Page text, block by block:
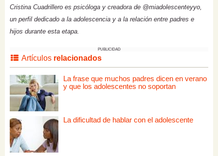
Cristina Cuadrillero es psicóloga y creadora de @miadolescenteyyo,
un perfil dedicado a la adolescencia y a la relación entre padres e
hijos durante esta etapa.
PUBLICIDAD
Artículos relacionados
La frase que muchos padres dicen en verano
y que los adolescentes no soportan
La dificultad de hablar con el adolescente